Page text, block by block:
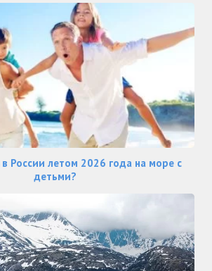
в России летом 2026 года на море с
детьми?